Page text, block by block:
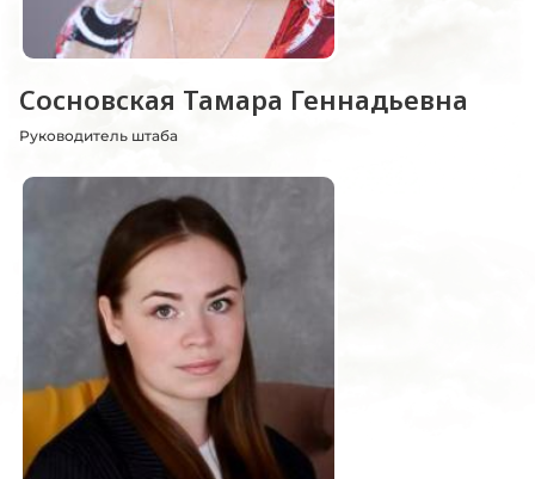
Сосновская Тамара Геннадьевна
Руководитель штаба